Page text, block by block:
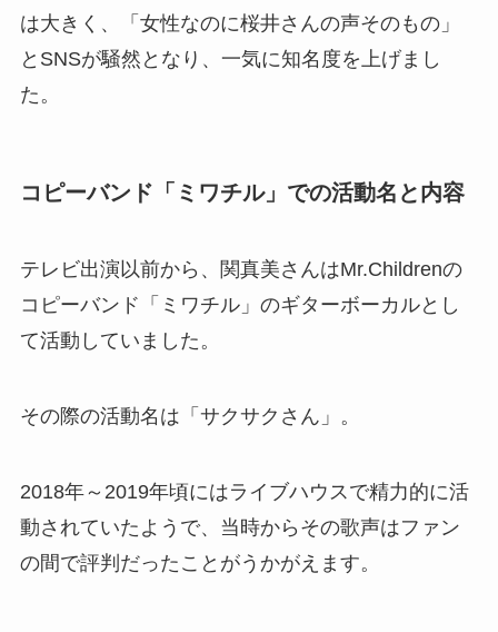
は大きく、「女性なのに桜井さんの声そのもの」
とSNSが騒然となり、一気に知名度を上げまし
た。
コピーバンド「ミワチル」での活動名と内容
テレビ出演以前から、関真美さんはMr.Childrenの
コピーバンド「ミワチル」のギターボーカルとし
て活動していました。
その際の活動名は「サクサクさん」。
2018年～2019年頃にはライブハウスで精力的に活
動されていたようで、当時からその歌声はファン
の間で評判だったことがうかがえます。